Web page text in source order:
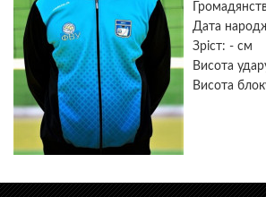
Дата
Зріст: - см
Висота
Висота